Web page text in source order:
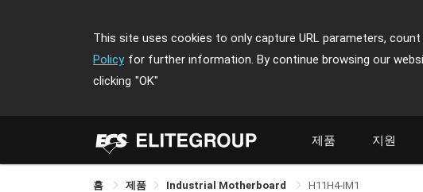
This site uses cookies to only capture URL parameters,
Policy for further information. By continue browsing our
clicking "OK"
제품 지원
홈 제품 Industrial Motherboard H11H4-IM1